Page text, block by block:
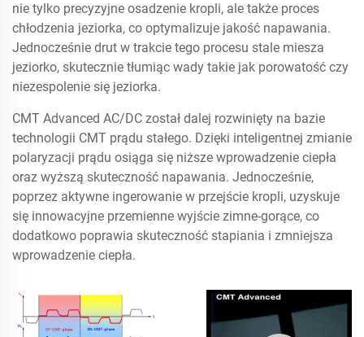
nie tylko precyzyjne osadzenie kropli, ale także proces
chłodzenia jeziorka, co optymalizuje jakość napawania.
Jednocześnie drut w trakcie tego procesu stale miesza
jeziorko, skutecznie tłumiąc wady takie jak porowatość czy
niezespolenie się jeziorka.
CMT Advanced AC/DC został dalej rozwinięty na bazie
technologii CMT prądu stałego. Dzięki inteligentnej zmianie
polaryzacji prądu osiąga się niższe wprowadzenie ciepła
oraz wyższą skuteczność napawania. Jednocześnie,
poprzez aktywne ingerowanie w przejście kropli, uzyskuje
się innowacyjne przemienne wyjście zimne-gorące, co
dodatkowo poprawia skuteczność stapiania i zmniejsza
wprowadzenie ciepła.